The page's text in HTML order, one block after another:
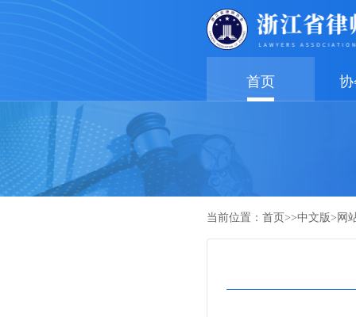
首页
当前位置： 首页 >>中文版> 网